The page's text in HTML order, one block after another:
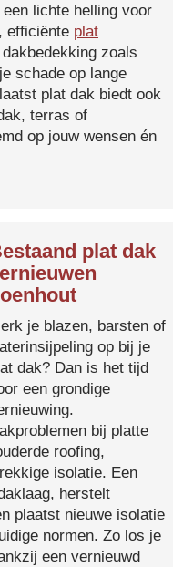
lichte helling voor
efficiënte plat
zoals
schade op lange
plat dak biedt ook
terras of
op jouw wensen én
plat dak
je blazen, barsten of
op bij je
dak? Dan is het tijd
een grondige
bij platte
roofing,
isolatie. Een
herstelt
plaatst nieuwe isolatie
normen. Zo los je
een vernieuwd